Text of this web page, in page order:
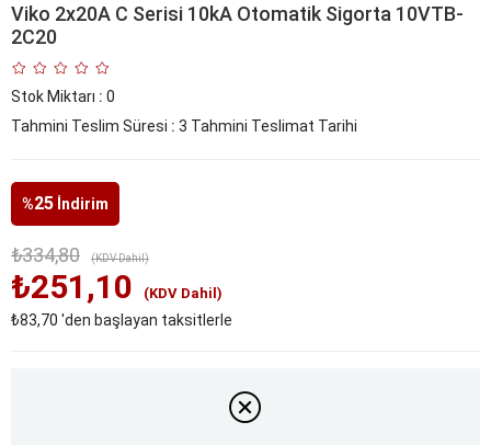
Viko 2x20A C Serisi 10kA Otomatik Sigorta 10VTB-
2C20
Stok Miktarı : 0
Tahmini Teslim Süresi : 3 Tahmini Teslimat Tarihi
%25 İndirim
₺334,80 (KDV Dahil)
₺251,10 (KDV Dahil)
₺83,70 'den başlayan taksitlerle